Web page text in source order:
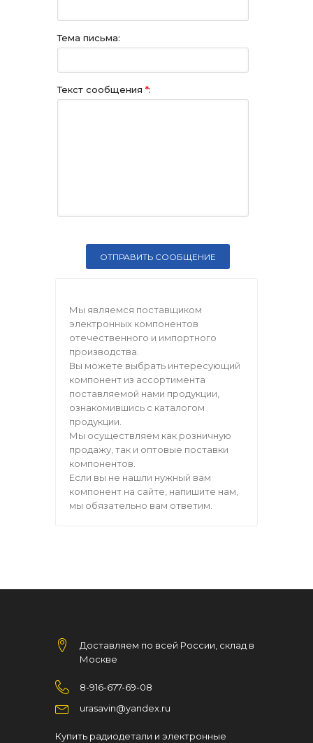
Тема письма:
Текст сообщения *:
Мы являемся поставщиком
электронных компонентов
отечественного и импортного
производства.
Вы можете выбрать интересующий
компонент из ассортимента
поставляемой нами продукции,
ознакомившись с каталогом
продукции.
Мы осуществляем как розничную
продажу, так и оптовые поставки
компонентов.
Если вы не нашли нужный вам
компонент на сайте, напишите нам,
мы обязательно вам ответим.
Доставляем по всей России, склад в
Москве
8-916-677-69-08
urasavin@yandex.ru
Купить радиодетали и электронные